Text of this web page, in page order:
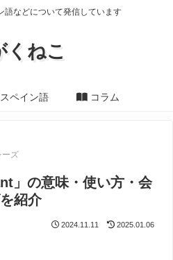
語などについて発信しています
くねこ
スペイン語 コラム
ーズ
」の意味・使い方・会
紹介
2024.11.11 2025.01.06